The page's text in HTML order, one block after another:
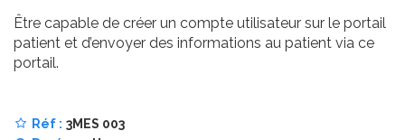
Être capable de créer un compte utilisateur sur le portail
patient et d’envoyer des informations au patient via ce
portail.
Réf : 3MES 003